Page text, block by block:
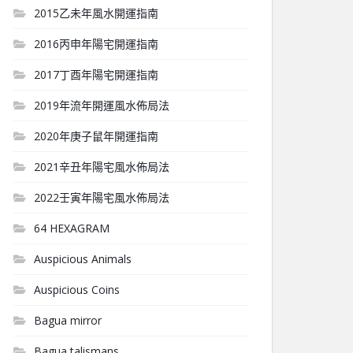
2015乙未年風水開運指南
2016丙申年陽宅開運指南
2017丁酉年陽宅開運指南
2019年流年開運風水佈局法
2020年庚子鼠年開運指南
2021辛丑年陽宅風水佈局法
2022壬寅年陽宅風水佈局法
64 HEXAGRAM
Auspicious Animals
Auspicious Coins
Bagua mirror